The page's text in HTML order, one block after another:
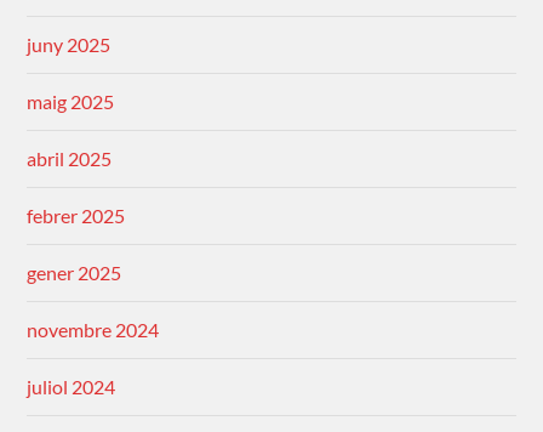
juny 2025
maig 2025
abril 2025
febrer 2025
gener 2025
novembre 2024
juliol 2024